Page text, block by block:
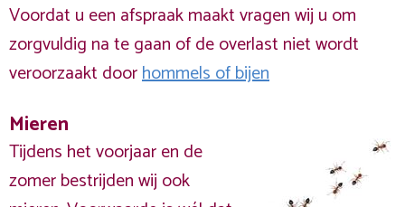
Voordat u een afspraak maakt vragen wij u om
zorgvuldig na te gaan of de overlast niet wordt
veroorzaakt doorhommels of bijen
Mieren
Tijdens het voorjaar en de
zomer bestrijden wij ook